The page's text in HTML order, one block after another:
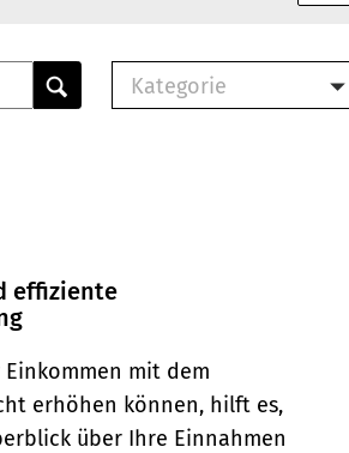
Kategorie
effiziente
mit dem
erhöhen können, hilft es,
über Ihre Einnahmen